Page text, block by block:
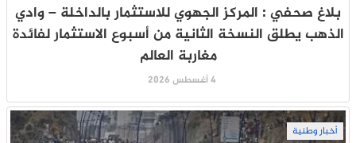
بلاغ صحفي : المركز الجهوي للاستثمار بالداخلة – وادي
الذهب يطلق النسخة الثانية من أسبوع الاستثمار لفائدة
مغاربة العالم
4 أغسطس 2026
أخبار وطنية